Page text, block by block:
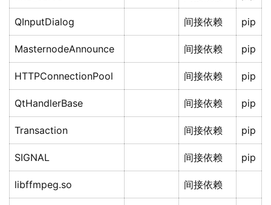
QInputDialog 间接依赖 pip
MasternodeAnnounce 间接依赖 pip
HTTPConnectionPool 间接依赖 pip
QtHandlerBase 间接依赖 pip
Transaction 间接依赖 pip
SIGNAL 间接依赖 pip
libffmpeg.so 间接依赖